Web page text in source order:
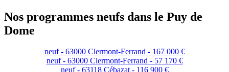
Nos programmes neufs dans le Puy de
Dome
neuf - 63000 Clermont-Ferrand - 167 000 €
neuf - 63000 Clermont-Ferrand - 57 170 €
neuf - 63118 Cébazat - 116 900 €